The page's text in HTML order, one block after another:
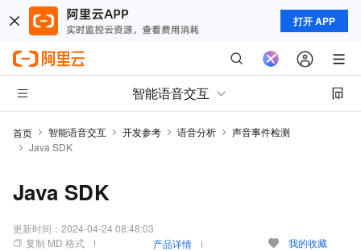
打开 APP
智能语音交互
首页 智能语音交互 开发参考 语音分析
声音事件检测
Java SDK
Java SDK
更新时间： 2024-04-24 08:48:03
复制 MD 格式
产品详情 我的收藏